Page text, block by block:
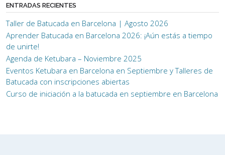
ENTRADAS RECIENTES
Taller de Batucada en Barcelona | Agosto 2026
Aprender Batucada en Barcelona 2026: ¡Aún estás a tiempo
de unirte!
Agenda de Ketubara – Noviembre 2025
Eventos Ketubara en Barcelona en Septiembre y Talleres de
Batucada con inscripciones abiertas
Curso de iniciación a la batucada en septiembre en Barcelona